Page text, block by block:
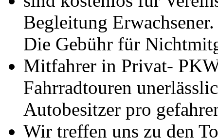
Begleitung Erwachsener.
Die Gebühr für
Mitfahrer in Privat-
Fahrradtouren
Autobesitzer pro
Wir treffen uns zu den